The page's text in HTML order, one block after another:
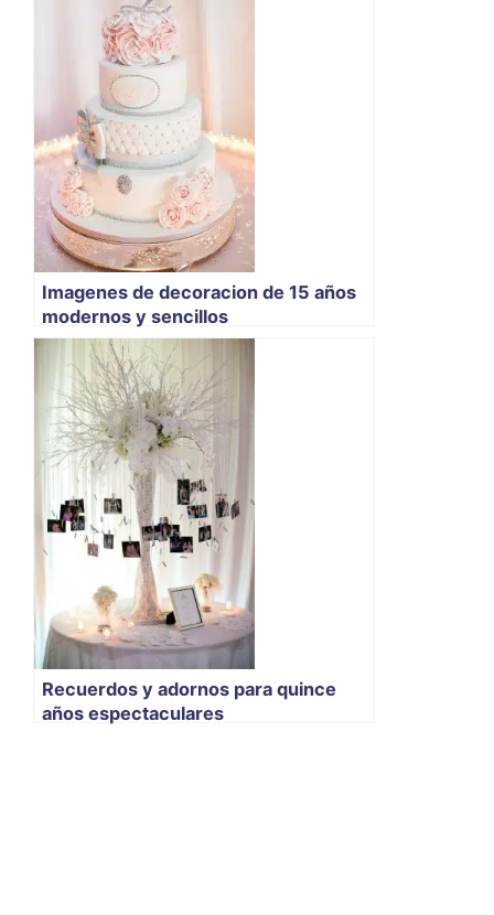
Imagenes de decoracion de 15 años
modernos y sencillos
Recuerdos y adornos para quince
años espectaculares